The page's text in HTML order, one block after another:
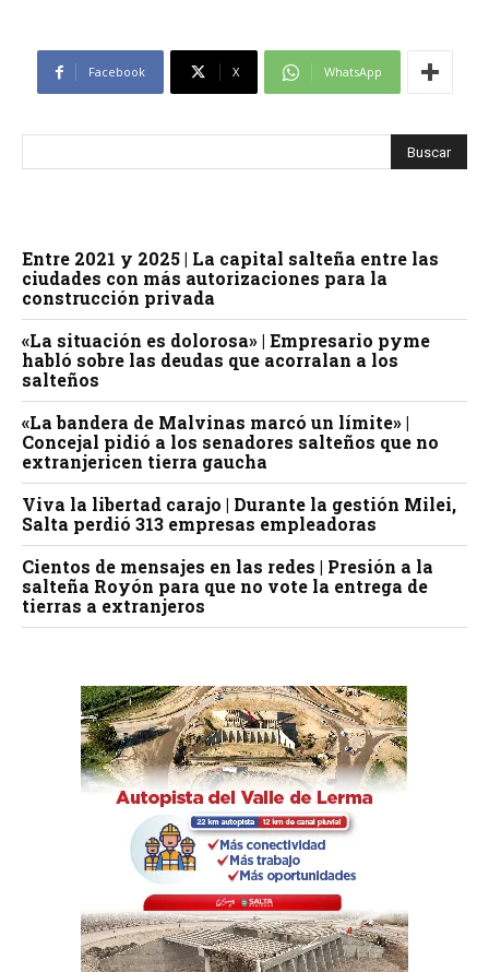
Facebook X WhatsApp
Entre 2021 y 2025 | La capital salteña entre las
ciudades con más autorizaciones para la
construcción privada
«La situación es dolorosa» | Empresario pyme
habló sobre las deudas que acorralan a los
salteños
«La bandera de Malvinas marcó un límite» |
Concejal pidió a los senadores salteños que no
extranjericen tierra gaucha
Viva la libertad carajo | Durante la gestión Milei,
Salta perdió 313 empresas empleadoras
Cientos de mensajes en las redes | Presión a la
salteña Royón para que no vote la entrega de
tierras a extranjeros